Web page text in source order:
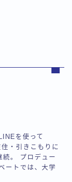
を使って
・引きこもりに
続。 プロデュー
ートでは、大学